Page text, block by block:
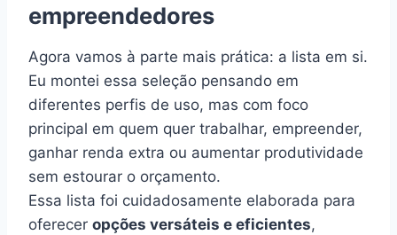
empreendedores
Agora vamos à parte mais prática: a lista em si.
Eu montei essa seleção pensando em
diferentes perfis de uso, mas com foco
principal em quem quer trabalhar, empreender,
ganhar renda extra ou aumentar produtividade
sem estourar o orçamento.
Essa lista foi cuidadosamente elaborada para
oferecer opções versáteis e eficientes,